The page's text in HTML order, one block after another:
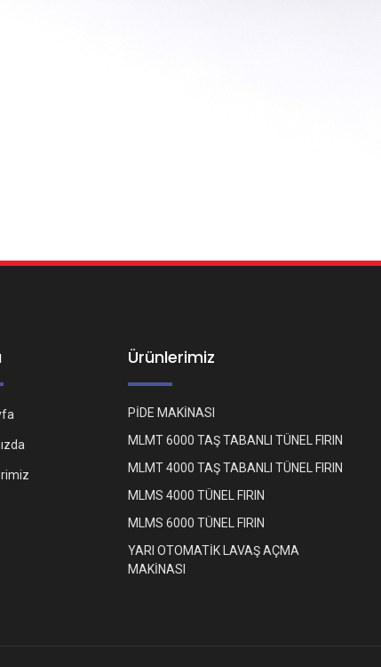
Ürünlerimiz
PİDE MAKİNASI
MLMT 6000 TAŞ TABANLI TÜNEL FIRIN
MLMT 4000 TAŞ TABANLI TÜNEL FIRIN
MLMS 4000 TÜNEL FIRIN
MLMS 6000 TÜNEL FIRIN
YARI OTOMATİK LAVAŞ AÇMA
MAKİNASI